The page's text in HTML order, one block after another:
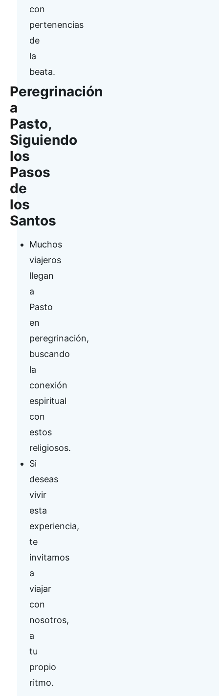
con
pertenencias
de
la
beata.
Peregrinación
a
Pasto,
Siguiendo
los
Pasos
de
los
Santos
Muchos
viajeros
llegan
a
Pasto
en
peregrinación,
buscando
la
conexión
espiritual
con
estos
religiosos.
Si
deseas
vivir
esta
experiencia,
te
invitamos
a
viajar
con
nosotros,
a
tu
propio
ritmo.